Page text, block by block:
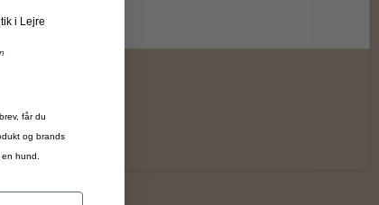
i Lejre
får du
og brands
hund.